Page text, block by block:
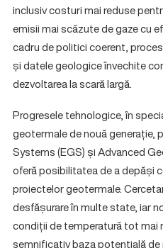
inclusiv costuri mai reduse
emisii mai scăzute de gaze cu
cadru de politici coerent,
și datele geologice învechite
dezvoltarea la scară largă.
Progresele tehnologice, în
geotermale de nouă generație,
Systems (EGS) și Advanced
oferă posibilitatea de a depăși
proiectelor geotermale.
desfășurare în multe state, iar
condiții de temperatură tot mai
semnificativ baza potențială